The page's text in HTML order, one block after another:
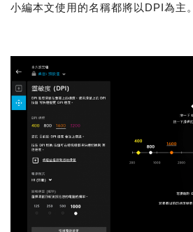
小編本文使用的名稱都將以DPI為主。